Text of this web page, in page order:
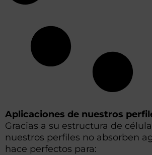
Aplicaciones de nuestros
Gracias a su estructura de
nuestros perfiles no absorben
hace perfectos para: